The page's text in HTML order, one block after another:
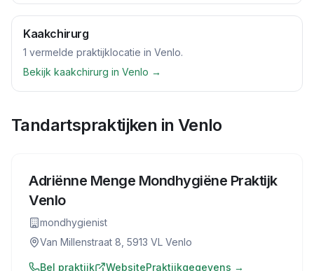
Kaakchirurg
1 vermelde praktijklocatie in Venlo.
Bekijk kaakchirurg in Venlo →
Tandartspraktijken in Venlo
Adriënne Menge Mondhygiëne Praktijk
Venlo
mondhygienist
Van Millenstraat 8, 5913 VL Venlo
Bel praktijk WebsitePraktijkgegevens →